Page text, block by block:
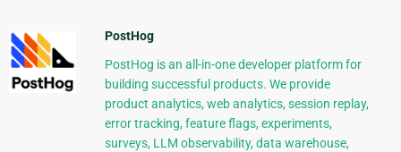
PostHog
PostHog is an all-in-one developer platform for
building successful products. We provide
product analytics, web analytics, session replay,
error tracking, feature flags, experiments,
surveys, LLM observability, data warehouse,